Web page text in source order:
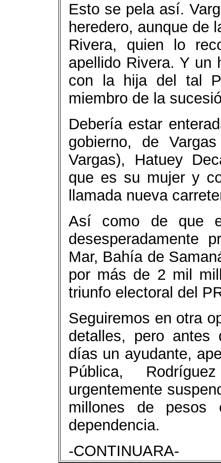
Esto se pela así.
heredero, aunque de
Rivera, quien lo
apellido Rivera. Y un
con la hija del tal
miembro de la
Debería estar
gobierno, de
Vargas), Hatuey
que es su mujer y
llamada nueva
Así como de que
desesperadamente
Mar, Bahía de
por más de 2 mil
triunfo electoral del
Seguiremos en otra
detalles, pero antes
días un ayudante,
Pública,
urgentemente
millones de
dependencia.
-CONTINUARA-